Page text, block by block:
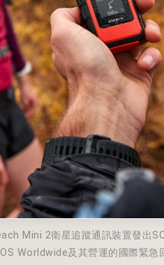
Mini 2衛星追蹤通訊裝置發出
Worldwide及其營運的國際緊急